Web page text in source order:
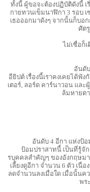
ทั้งนี้ ผู้ขอจะต้องปฏิบัติดังนี้ เ
กายทวนเข็มนาฬิกา 3 รอบ
เธอออกมาดังๆ จากนั้นก็บอ
ศัต
ไม่เชื่อก็
อันดั
อียิปต์ เรื่องนี้เราคงเคยได้ฟั
เตอร์, ลอร์ด คาร์นาวอน แล
ล้มหายต
อันดับ 4 อีกา แห่งป้อ
ป้อมปราสาทนี้ เป็นที่รู้จั
รบุคคลสําคัญๆ ของอังกฤษม
เลี้ยงดูอีกา จํานวน 6 ตัว เนื่
ลดจํานวนลงเมื่อใด เมื่อนั้น
พร